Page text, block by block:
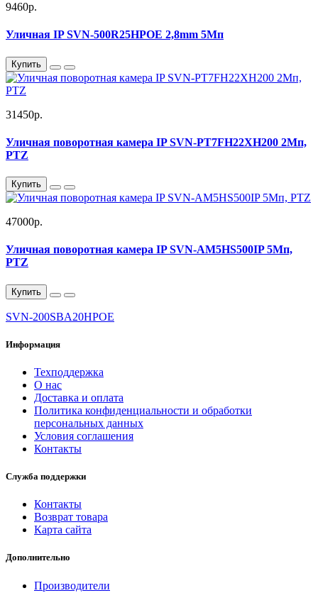
9460р.
Уличная IP SVN-500R25HPOE 2,8mm 5Мп
Купить
31450р.
Уличная поворотная камера IP SVN-PT7FH22XH200 2Мп,
PTZ
Купить
47000р.
Уличная поворотная камера IP SVN-AM5HS500IP 5Мп,
PTZ
Купить
SVN-200SBA20HPOE
Информация
Техподдержка
О нас
Доставка и оплата
Политика конфиденциальности и обработки
персональных данных
Условия соглашения
Контакты
Служба поддержки
Контакты
Возврат товара
Карта сайта
Дополнительно
Производители